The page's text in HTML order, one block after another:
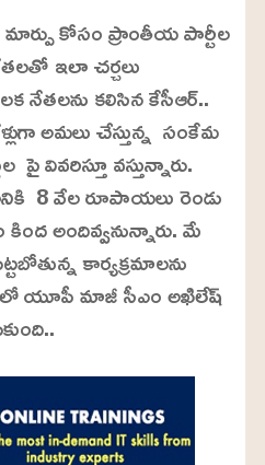
కోసం ప్రాంతీయ పార్టీల
ఇలా చర్చలు
నేతలను కలిసిన కేసీఆర్‌..
అమలు చేస్తున్న సంకేమ
పై వివరిస్తూ వస్తున్నారు.
8 వేల రూపాయలు రెండు
కింద అందివ్వనున్నారు. మే
కార్యక్రమాలను
యూపీ మాజీ సీఎం అఖిలేష్